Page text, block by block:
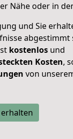
Nähe oder in
und Sie
abgestimmt
kostenlos und
Kosten,
von